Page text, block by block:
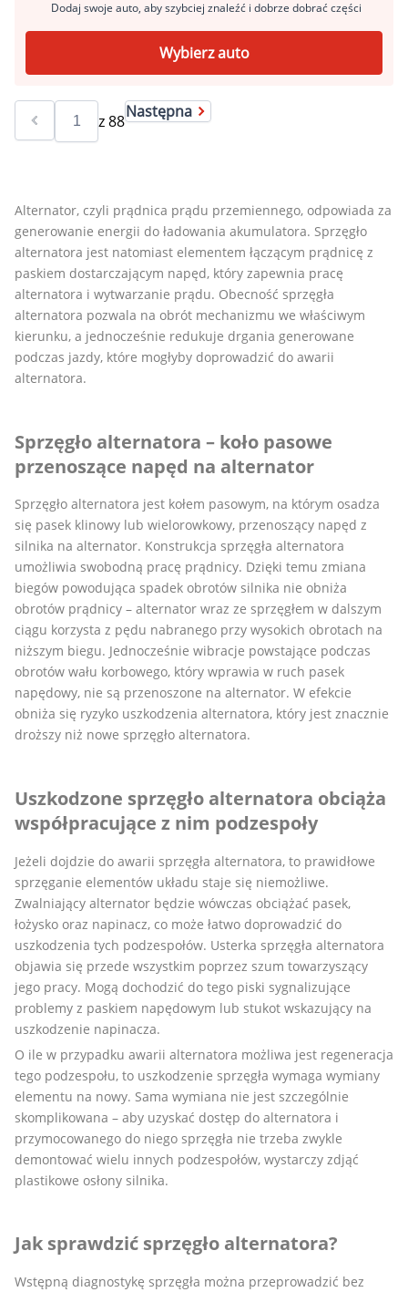
Dodaj swoje auto, aby szybciej znaleźć i dobrze dobrać części
Wybierz auto
z88Następna
Alternator, czyli prądnica prądu przemiennego, odpowiada za
generowanie energii do ładowania akumulatora. Sprzęgło
alternatora jest natomiast elementem łączącym prądnicę z
paskiem dostarczającym napęd, który zapewnia pracę
alternatora i wytwarzanie prądu. Obecność sprzęgła
alternatora pozwala na obrót mechanizmu we właściwym
kierunku, a jednocześnie redukuje drgania generowane
podczas jazdy, które mogłyby doprowadzić do awarii
alternatora.
Sprzęgło alternatora – koło pasowe
przenoszące napęd na alternator
Sprzęgło alternatora jest kołem pasowym, na którym osadza
się pasek klinowy lub wielorowkowy, przenoszący napęd z
silnika na alternator. Konstrukcja sprzęgła alternatora
umożliwia swobodną pracę prądnicy. Dzięki temu zmiana
biegów powodująca spadek obrotów silnika nie obniża
obrotów prądnicy – alternator wraz ze sprzęgłem w dalszym
ciągu korzysta z pędu nabranego przy wysokich obrotach na
niższym biegu. Jednocześnie wibracje powstające podczas
obrotów wału korbowego, który wprawia w ruch pasek
napędowy, nie są przenoszone na alternator. W efekcie
obniża się ryzyko uszkodzenia alternatora, który jest znacznie
droższy niż nowe sprzęgło alternatora.
Uszkodzone sprzęgło alternatora obciąża
współpracujące z nim podzespoły
Jeżeli dojdzie do awarii sprzęgła alternatora, to prawidłowe
sprzęganie elementów układu staje się niemożliwe.
Zwalniający alternator będzie wówczas obciążać pasek,
łożysko oraz napinacz, co może łatwo doprowadzić do
uszkodzenia tych podzespołów. Usterka sprzęgła alternatora
objawia się przede wszystkim poprzez szum towarzyszący
jego pracy. Mogą dochodzić do tego piski sygnalizujące
problemy z paskiem napędowym lub stukot wskazujący na
uszkodzenie napinacza.
O ile w przypadku awarii alternatora możliwa jest regeneracja
tego podzespołu, to uszkodzenie sprzęgła wymaga wymiany
elementu na nowy. Sama wymiana nie jest szczególnie
skomplikowana – aby uzyskać dostęp do alternatora i
przymocowanego do niego sprzęgła nie trzeba zwykle
demontować wielu innych podzespołów, wystarczy zdjąć
plastikowe osłony silnika.
Jak sprawdzić sprzęgło alternatora?
Wstępną diagnostykę sprzęgła można przeprowadzić bez